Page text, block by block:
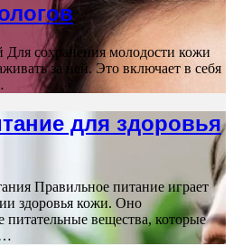
сохранения молодости кожи
за ней. Это включает в себя
для здоровья
Правильное питание играет
здоровья кожи. Оно
питательные вещества, которые